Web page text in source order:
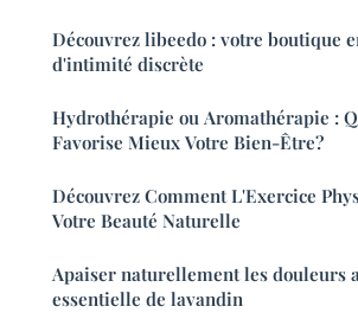
Découvrez libeedo : votre boutique
d'intimité discrète
Hydrothérapie ou Aromathérapie :
Favorise Mieux Votre Bien-Être?
Découvrez Comment L'Exercice
Votre Beauté Naturelle
Apaiser naturellement les douleurs
essentielle de lavandin